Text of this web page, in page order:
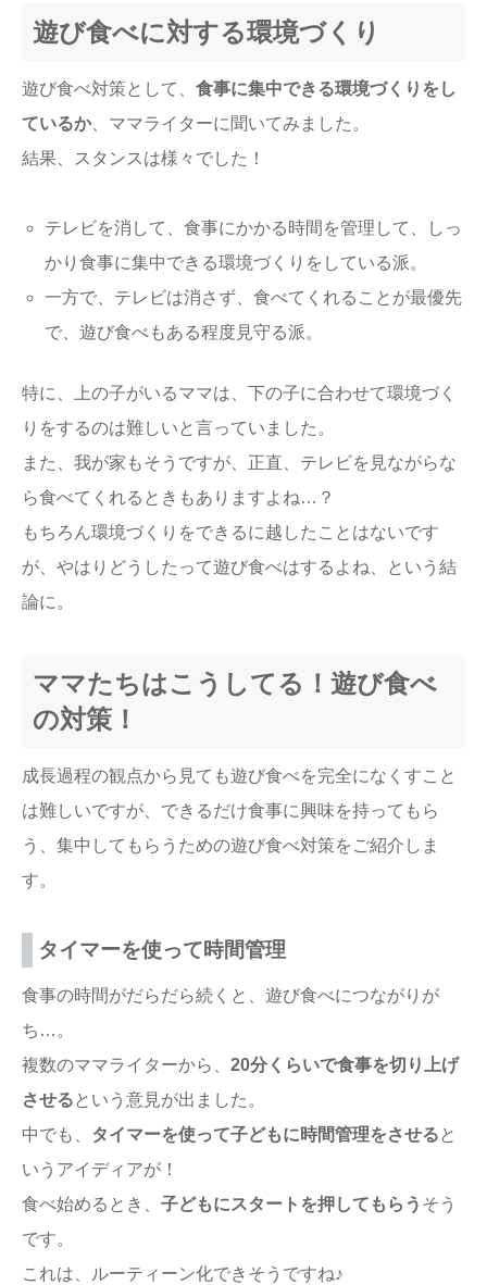
遊び食べに対する環境づくり
遊び食べ対策として、 食事に集中できる環境づくりをし
ているか、ママライターに聞いてみました。
結果、スタンスは様々でした！
テレビを消して、食事にかかる時間を管理して、しっ
かり食事に集中できる環境づくりをしている派。
一方で、テレビは消さず、食べてくれることが最優先
で、遊び食べもある程度見守る派。
特に、上の子がいるママは、下の子に合わせて環境づく
りをするのは難しいと言っていました。
また、我が家もそうですが、正直、テレビを見ながらな
ら食べてくれるときもありますよね…？
もちろん環境づくりをできるに越したことはないです
が、やはりどうしたって遊び食べはするよね、という結
論に。
ママたちはこうしてる！遊び食べ
の対策！
成長過程の観点から見ても遊び食べを完全になくすこと
は難しいですが、できるだけ食事に興味を持ってもら
う、集中してもらうための遊び食べ対策をご紹介しま
す。
タイマーを使って時間管理
食事の時間がだらだら続くと、遊び食べにつながりが
ち…。
複数のママライターから、 20分くらいで食事を切り上げ
させる という意見が出ました。
中でも、
タイマーを使って子どもに時間管理をさせる と
いうアイディアが！
食べ始めるとき、 子どもにスタートを押してもらう そう
です。
これは、ルーティーン化できそうですね♪